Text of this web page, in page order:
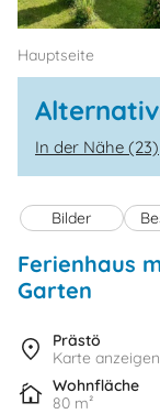
Hauptseite
In der Nähe (23)
Bilder
Ferienhaus
Garten
Prästö
Karte anzeigen
Wohnfläche
80 m²